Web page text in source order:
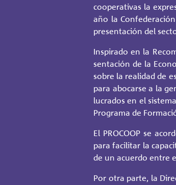
coope­ra­ti­vas la
año la
pre­sen­ta­ción del
Ins­pi­ra­do en la
sen­ta­ción de la
sobre la reali­dad de
para abo­car­se a la
lu­cra­dos en el
Pro­gra­ma de
El PRO­COOP se
para fa­ci­li­tar la
de un acuer­do entre
Por otra parte, la